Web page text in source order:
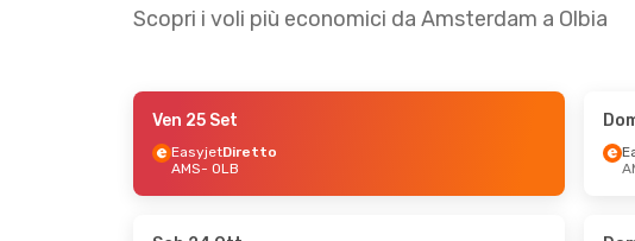
Scopri i voli più economici da Amsterdam a Olbia
- Mar 1 Set
Ven 25 Set
EasyjetDiretto
AMS- OLB